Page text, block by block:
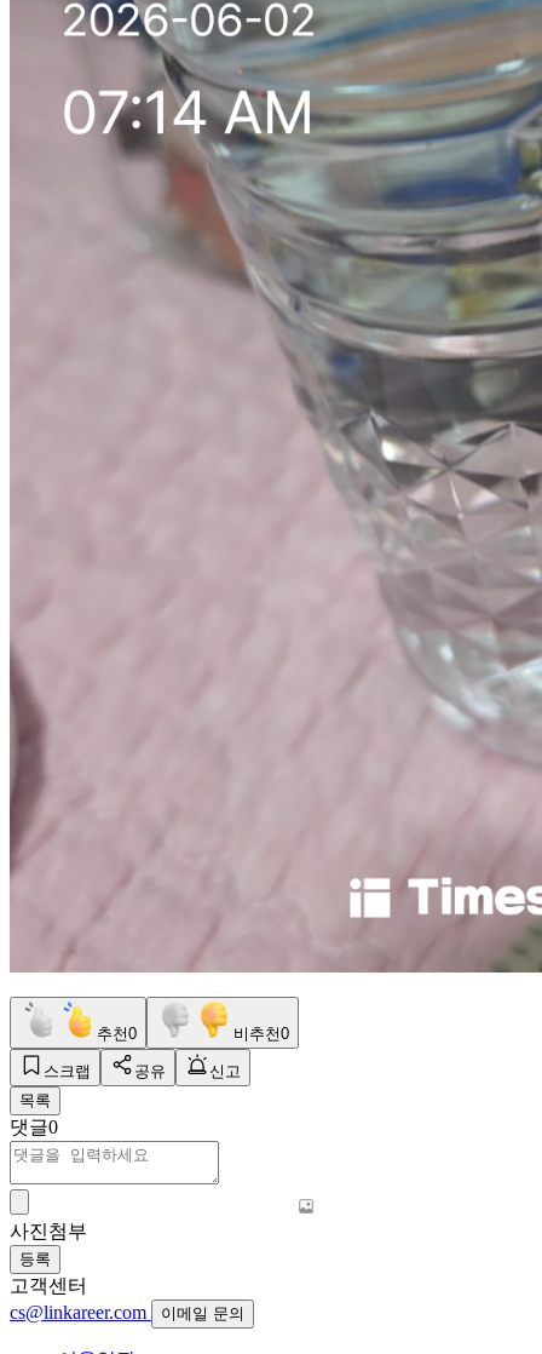
추천0 비추천0
스크랩 공유
신고
목록
댓글0
사진첨부
등록
고객센터
cs@linkareer.com
이메일 문의